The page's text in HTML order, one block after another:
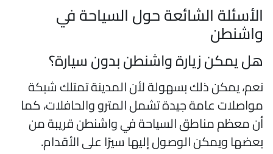
الشائعة حول السياحة في
يمكن زيارة واشنطن بدون سيارة؟
يمكن ذلك بسهولة لأن المدينة تمتلك شبكة
عامة جيدة تشمل المترو والحافلات، كما
معظم مناطق السياحة في واشنطن قريبة من
ويمكن الوصول إليها سيرًا على الأقدام.